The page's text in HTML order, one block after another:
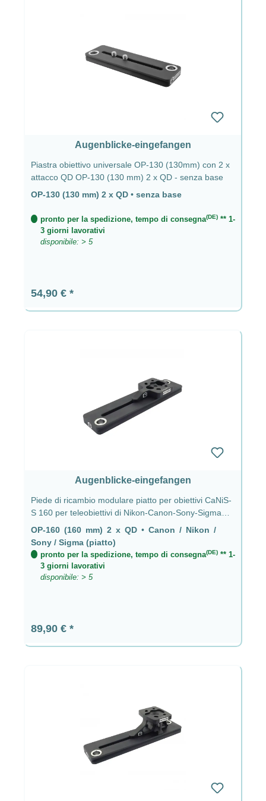
Augenblicke-eingefangen
Piastra obiettivo universale OP-130 (130mm) con 2 x
attacco QD OP-130 (130 mm) 2 x QD - senza base
OP-130 (130 mm) 2 x QD • senza base
pronto per la spedizione, tempo di consegna(DE)** 1-
3 giorni lavorativi
disponibile: > 5
Prezzo normale:
54,90 €
Augenblicke-eingefangen
Piede di ricambio modulare piatto per obiettivi CaNiS-
S 160 per teleobiettivi di Nikon-Canon-Sony-Sigma
OP-160 (160 mm) 2 x QD - CaNiS-S (piatto)
OP-160 (160 mm) 2 x QD • Canon / Nikon /
Sony / Sigma (piatto)
pronto per la spedizione, tempo di consegna(DE)** 1-
3 giorni lavorativi
disponibile: > 5
Prezzo normale:
89,90 €